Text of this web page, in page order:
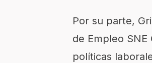
Por su parte,
de Empleo
políticas